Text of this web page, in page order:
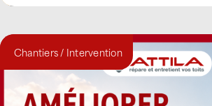
Chantiers / Intervention